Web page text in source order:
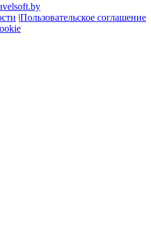
|Пользовательское соглашение